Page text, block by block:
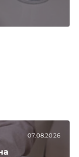
07.08.2026